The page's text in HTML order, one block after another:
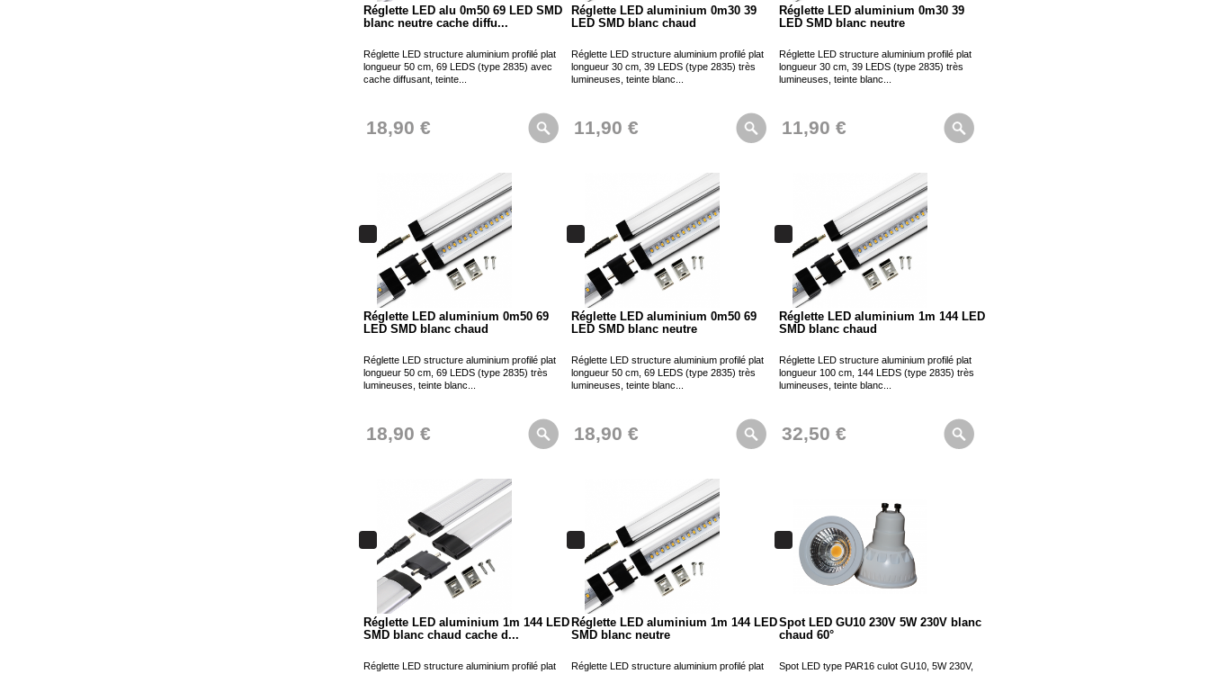
Réglette LED alu 0m50 69 LED SMD
blanc neutre cache diffu...
Réglette LED structure aluminium profilé plat
longueur 50 cm, 69 LEDS (type 2835) avec
cache diffusant, teinte...
18,90 €
Réglette LED aluminium 0m30 39
LED SMD blanc chaud
Réglette LED structure aluminium profilé plat
longueur 30 cm, 39 LEDS (type 2835) très
lumineuses, teinte blanc...
11,90 €
Réglette LED aluminium 0m30 39
LED SMD blanc neutre
Réglette LED structure aluminium profilé plat
longueur 30 cm, 39 LEDS (type 2835) très
lumineuses, teinte blanc...
11,90 €
Réglette LED aluminium 0m50 69
LED SMD blanc chaud
Réglette LED structure aluminium profilé plat
longueur 50 cm, 69 LEDS (type 2835) très
lumineuses, teinte blanc...
18,90 €
Réglette LED aluminium 0m50 69
LED SMD blanc neutre
Réglette LED structure aluminium profilé plat
longueur 50 cm, 69 LEDS (type 2835) très
lumineuses, teinte blanc...
18,90 €
Réglette LED aluminium 1m 144 LED
SMD blanc chaud
Réglette LED structure aluminium profilé plat
longueur 100 cm, 144 LEDS (type 2835) très
lumineuses, teinte blanc...
32,50 €
Réglette LED aluminium 1m 144 LED
SMD blanc chaud cache d...
Réglette LED structure aluminium profilé plat
Réglette LED aluminium 1m 144 LED
SMD blanc neutre
Réglette LED structure aluminium profilé plat
Spot LED GU10 230V 5W 230V blanc
chaud 60°
Spot LED type PAR16 culot GU10, 5W 230V,